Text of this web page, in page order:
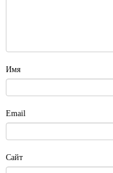
Имя
Email
Сайт